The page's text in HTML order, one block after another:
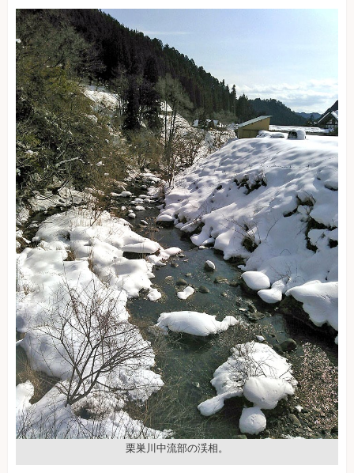
栗巣川中流部の渓相。